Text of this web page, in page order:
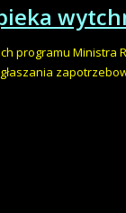
programu Ministra